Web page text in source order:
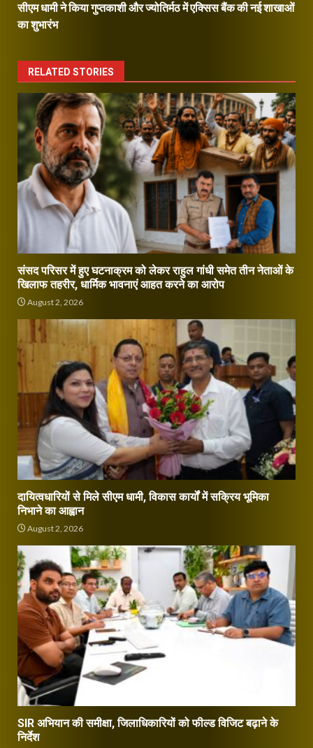
सीएम धामी ने किया गुप्तकाशी और ज्योतिर्मठ में एक्सिस बैंक की नई शाखाओं
का शुभारंभ
RELATED STORIES
संसद परिसर में हुए घटनाक्रम को लेकर राहुल गांधी समेत तीन नेताओं के
खिलाफ तहरीर, धार्मिक भावनाएं आहत करने का आरोप
August 2, 2026
दायित्वधारियों से मिले सीएम धामी, विकास कार्यों में सक्रिय भूमिका
निभाने का आह्वान
August 2, 2026
SIR अभियान की समीक्षा, जिलाधिकारियों को फील्ड विजिट बढ़ाने के
निर्देश